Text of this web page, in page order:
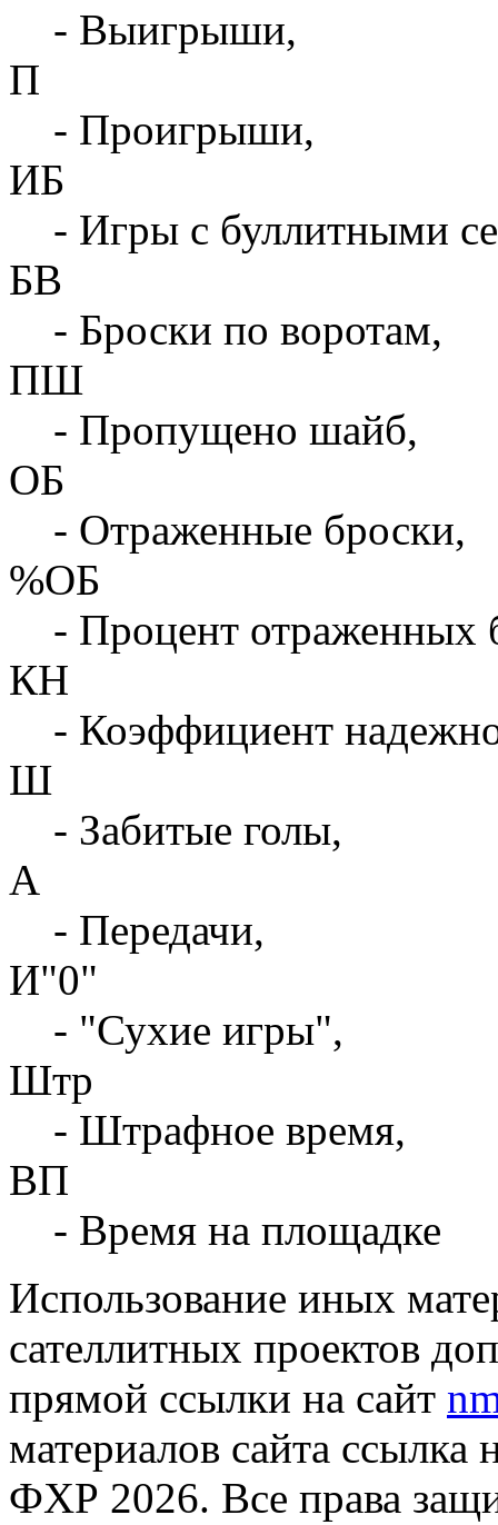
- Выигрыши,
П
- Проигрыши,
ИБ
- Игры с буллитными
БВ
- Броски по воротам,
ПШ
- Пропущено шайб,
ОБ
- Отраженные броски,
%ОБ
- Процент отраженных
КН
- Коэффициент
Ш
- Забитые голы,
А
- Передачи,
И"0"
- "Сухие игры",
Штр
- Штрафное время,
ВП
- Время на площадке
Использование иных
сателлитных проектов
прямой ссылки на сайт
материалов сайта ссылка
ФХР 2026. Все права